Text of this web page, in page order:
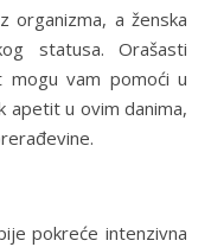
organizma, a ženska
statusa. Orašasti
mogu vam pomoći u
apetit u ovim danima,
pokreće intenzivna